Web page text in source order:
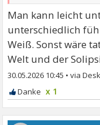
Man kann leicht
unterschiedlich
Weiß. Sonst wäre
Welt und der
30.05.2026 10:45 •
x 1